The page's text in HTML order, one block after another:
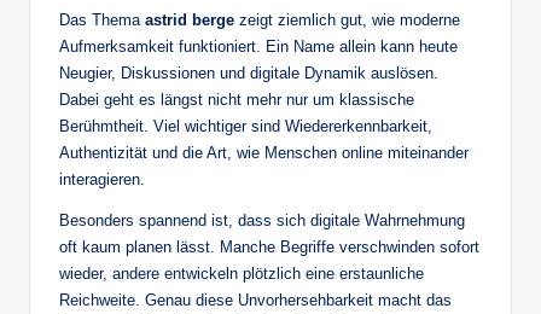
Das Thema astrid berge zeigt ziemlich gut, wie moderne
Aufmerksamkeit funktioniert. Ein Name allein kann heute
Neugier, Diskussionen und digitale Dynamik auslösen.
Dabei geht es längst nicht mehr nur um klassische
Berühmtheit. Viel wichtiger sind Wiedererkennbarkeit,
Authentizität und die Art, wie Menschen online miteinander
interagieren.
Besonders spannend ist, dass sich digitale Wahrnehmung
oft kaum planen lässt. Manche Begriffe verschwinden sofort
wieder, andere entwickeln plötzlich eine erstaunliche
Reichweite. Genau diese Unvorhersehbarkeit macht das